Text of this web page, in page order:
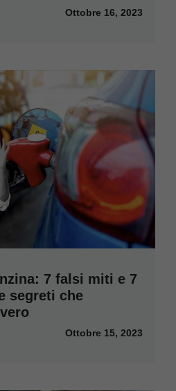
Ottobre 16, 2023
7 falsi miti e 7
segreti che
Ottobre 15, 2023